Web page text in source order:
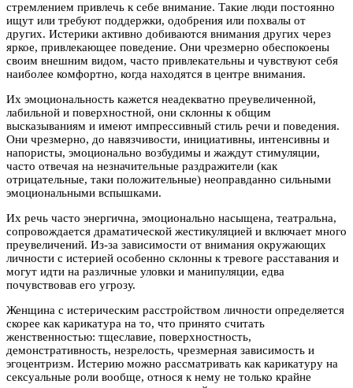
стремлением привлечь к себе внимание. Такие люди постоянно
ищут или требуют поддержки, одобрения или похвалы от
других. Истерики активно добиваются внимания других через
яркое, привлекающее поведение. Они чрезмерно обеспокоены
своим внешним видом, часто привлекательны и чувствуют себя
наиболее комфортно, когда находятся в центре внимания.
Их эмоциональность кажется неадекватно преувеличенной,
лабильной и поверхностной, они склонны к общим
высказываниям и имеют импрессивный стиль речи и поведения.
Они чрезмерно, до навязчивости, инициативны, интенсивны и
напористы, эмоционально возбудимы и жаждут стимуляции,
часто отвечая на незначительные раздражители (как
отрицательные, таки положительные) неоправданно сильными
эмоциональными вспышками.
Их речь часто энергична, эмоционально насыщена, театральна,
сопровождается драматической жестикуляцией и включает много
преувеличений. Из-за зависимости от внимания окружающих
личности с истерией особенно склонны к тревоге расставания и
могут идти на различные уловки и манипуляции, едва
почувствовав его угрозу.
Женщина с истерическим расстройством личности определяется
скорее как карикатура на то, что принято считать
женственностью: тщеславие, поверхностность,
демонстративность, незрелость, чрезмерная зависимость и
эгоцентризм. Истерию можно рассматривать как карикатуру на
сексуальные роли вообще, относя к нему не только крайне